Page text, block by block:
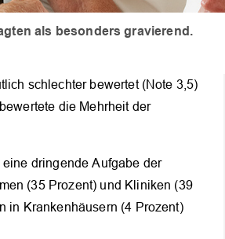
als besonders gravierend.
schlechter bewertet (Note 3,5)
die Mehrheit der
dringende Aufgabe der
(35 Prozent) und Kliniken (39
in Krankenhäusern (4 Prozent)